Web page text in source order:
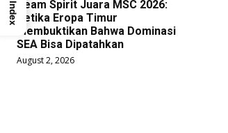
Team Spirit Juara MSC 2026:
Ketika Eropa Timur
Membuktikan Bahwa Dominasi
SEA Bisa Dipatahkan
August 2, 2026
Index